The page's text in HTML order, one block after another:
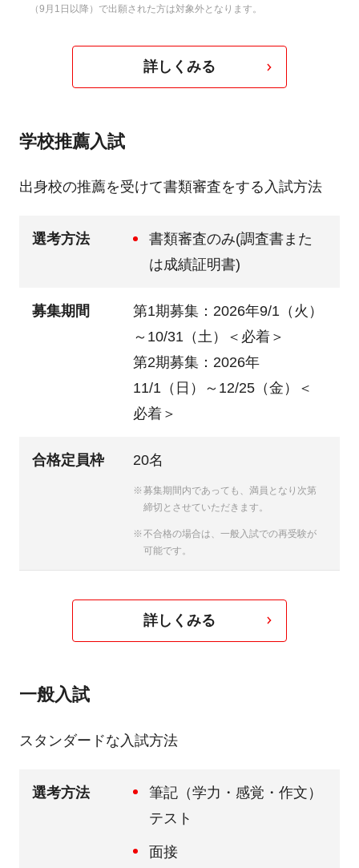
（9月1日以降）で出願された方は対象外となります。
詳しくみる
学校推薦入試
出身校の推薦を受けて書類審査をする入試方法
選考方法
書類審査のみ(調査書また
は成績証明書)
募集期間
第1期募集：2026年9/1（火）
～10/31（土）＜必着＞
第2期募集：2026年
11/1（日）～12/25（金）＜
必着＞
合格定員枠 20名
募集期間内であっても、満員となり次第
締切とさせていただきます。
不合格の場合は、一般入試での再受験が
可能です。
詳しくみる
一般入試
スタンダードな入試方法
選考方法
筆記（学力・感覚・作文）
テスト
面接